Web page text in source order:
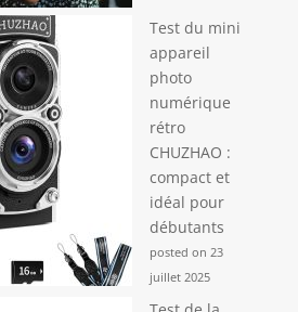
Test du mini
appareil
photo
numérique
rétro
CHUZHAO :
compact et
idéal pour
débutants
posted on 23
juillet 2025